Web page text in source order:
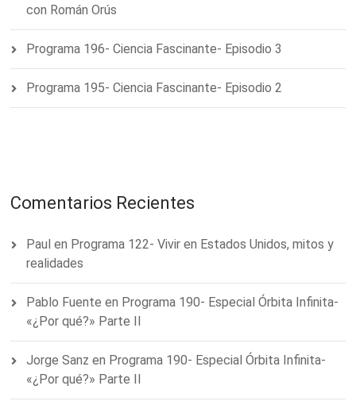
con Román Orús
Programa 196- Ciencia Fascinante- Episodio 3
Programa 195- Ciencia Fascinante- Episodio 2
Comentarios Recientes
Paul en Programa 122- Vivir en Estados Unidos, mitos y
realidades
Pablo Fuente en Programa 190- Especial Órbita Infinita-
«¿Por qué?» Parte II
Jorge Sanz en Programa 190- Especial Órbita Infinita-
«¿Por qué?» Parte II